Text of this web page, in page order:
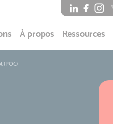
À propos Ressources
(POC)